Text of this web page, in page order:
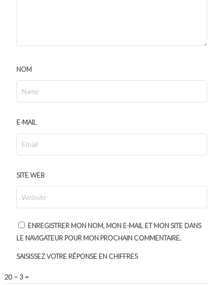
NOM
E-MAIL
SITE WEB
ENREGISTRER MON NOM, MON E-MAIL ET MON SITE DANS
LE NAVIGATEUR POUR MON PROCHAIN COMMENTAIRE.
SAISISSEZ VOTRE RÉPONSE EN CHIFFRES
20 − 3 =